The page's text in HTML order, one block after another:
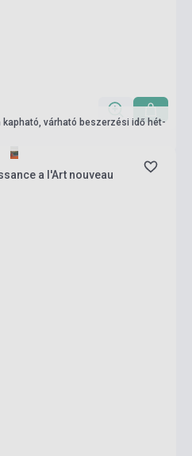
várható beszerzési idő hét-
a l'Art nouveau